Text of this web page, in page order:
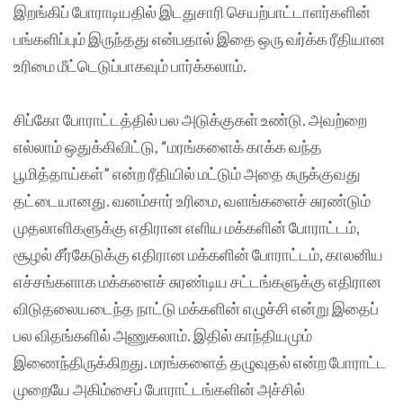
இறங்கிப் போராடியதில் இடதுசாரி செயற்பாட்டாளர்களின்
பங்களிப்பும் இருந்தது என்பதால் இதை ஒரு வர்க்க ரீதியான
உரிமை மீட்டெடுப்பாகவும் பார்க்கலாம்.
சிப்கோ போராட்டத்தில் பல அடுக்குகள் உண்டு. அவற்றை
எல்லாம் ஒதுக்கிவிட்டு, “மரங்களைக் காக்க வந்த
பூமித்தாய்கள்” என்ற ரீதியில் மட்டும் அதை சுருக்குவது
தட்டையானது. வனம்சார் உரிமை, வளங்களைச் சுரண்டும்
முதலாளிகளுக்கு எதிரான எளிய மக்களின் போராட்டம்,
சூழல் சீர்கேடுக்கு எதிரான மக்களின் போராட்டம், காலனிய
எச்சங்களாக மக்களைச் சுரண்டிய சட்டங்களுக்கு எதிரான
விடுதலையடைந்த நாட்டு மக்களின் எழுச்சி என்று இதைப்
பல விதங்களில் அணுகலாம். இதில் காந்தியமும்
இணைந்திருக்கிறது. மரங்களைத் தழுவுதல் என்ற போராட்ட
முறையே அகிம்சைப் போராட்டங்களின் அச்சில்